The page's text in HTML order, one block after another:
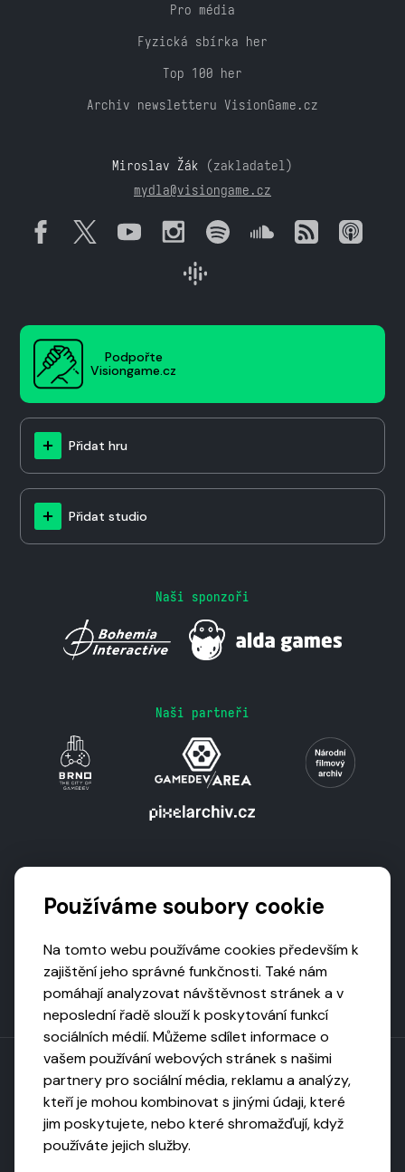
Pro média
Fyzická sbírka her
Top 100 her
Archiv newsletteru VisionGame.cz
Miroslav Žák (zakladatel)
mydla@visiongame.cz
Podpořte
Visiongame.cz
Přidat hru
Přidat studio
Naši sponzoři
Naši partneři
Toto dílo podléhá licenci CC BY-NC-ND
Uveďte původ, neužívejte komerčně, nezpracovávejte.
Používáme soubory cookie
Na tomto webu používáme cookies především k
zajištění jeho správné funkčnosti. Také nám
pomáhají analyzovat návštěvnost stránek a v
neposlední řadě slouží k poskytování funkcí
sociálních médií. Můžeme sdílet informace o
vašem používání webových stránek s našimi
partnery pro sociální média, reklamu a analýzy,
kteří je mohou kombinovat s jinými údaji, které
jim poskytujete, nebo které shromažďují, když
používáte jejich služby.